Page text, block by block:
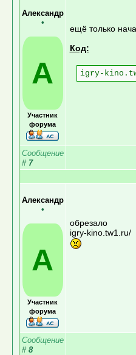
Александр
•
А
Участник
форума
ещё только
Код:
igry-
Сообщение
# 7
Александр
•
А
Участник
форума
обрезало
igry-kino.tw1.ru/
Сообщение
# 8